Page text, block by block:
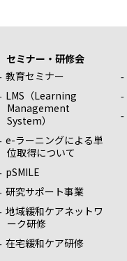
セミナー・研修会
教育セミナー
LMS（Learning
Management
System）
e-ラーニングによる単
位取得について
pSMILE
研究サポート事業
地域緩和ケアネットワ
ーク研修
在宅緩和ケア研修